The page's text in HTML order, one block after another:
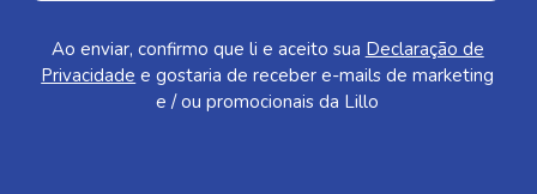
Ao enviar, confirmo que li e aceito sua Declaração de
Privacidade e gostaria de receber e-mails de marketing
e / ou promocionais da Lillo